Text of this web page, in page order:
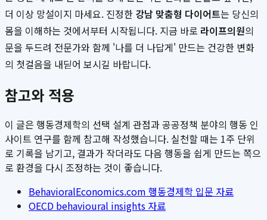
더 이상 망설이지 마세요. 진정한 강남 맞춤형 다이어트는 당신의
몸을 이해하는 것에서부터 시작됩니다. 지금 바로 라이프의원의
문을 두드려 전문가와 함께 '나를 더 나답게' 만드는 건강한 변화
의 첫걸음을 내딛어 보시길 바랍니다.
참고와 적용
이 글은 행동경제학의 선택 설계 관점과 공공정책 분야의 행동 인
사이트 연구를 함께 참고해 작성했습니다. 실천할 때는 1주 단위
로 기록을 남기고, 결과가 작더라도 다음 행동을 쉽게 만드는 쪽으
로 환경을 다시 조정하는 것이 좋습니다.
BehavioralEconomics.com 행동경제학 입문 자료
OECD behavioural insights 자료